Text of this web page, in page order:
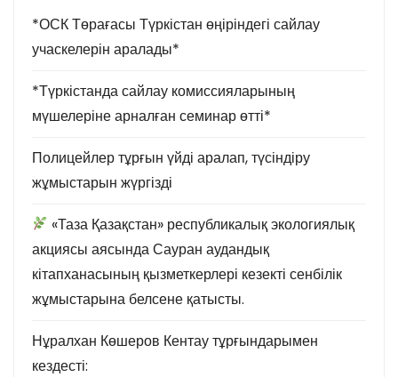
*ОСК Төрағасы Түркістан өңіріндегі сайлау
учаскелерін аралады*
*Түркістанда сайлау комиссияларының
мүшелеріне арналған семинар өтті*
Полицейлер тұрғын үйді аралап, түсіндіру
жұмыстарын жүргізді
«Таза Қазақстан» республикалық экологиялық
акциясы аясында Сауран аудандық
кітапханасының қызметкерлері кезекті сенбілік
жұмыстарына белсене қатысты.
Нұралхан Көшеров Кентау тұрғындарымен
кездесті: